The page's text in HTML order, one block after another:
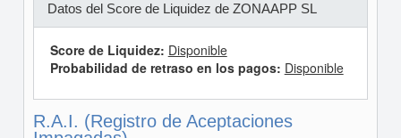
Datos del Score de Liquidez de ZONAAPP SL
Score de Liquidez: Disponible
Probabilidad de retraso en los pagos: Disponible
R.A.I. (Registro de Aceptaciones